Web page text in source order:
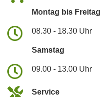
Montag bis Freitag
08.30 - 18.30 Uhr
Samstag
09.00 - 13.00 Uhr
Service